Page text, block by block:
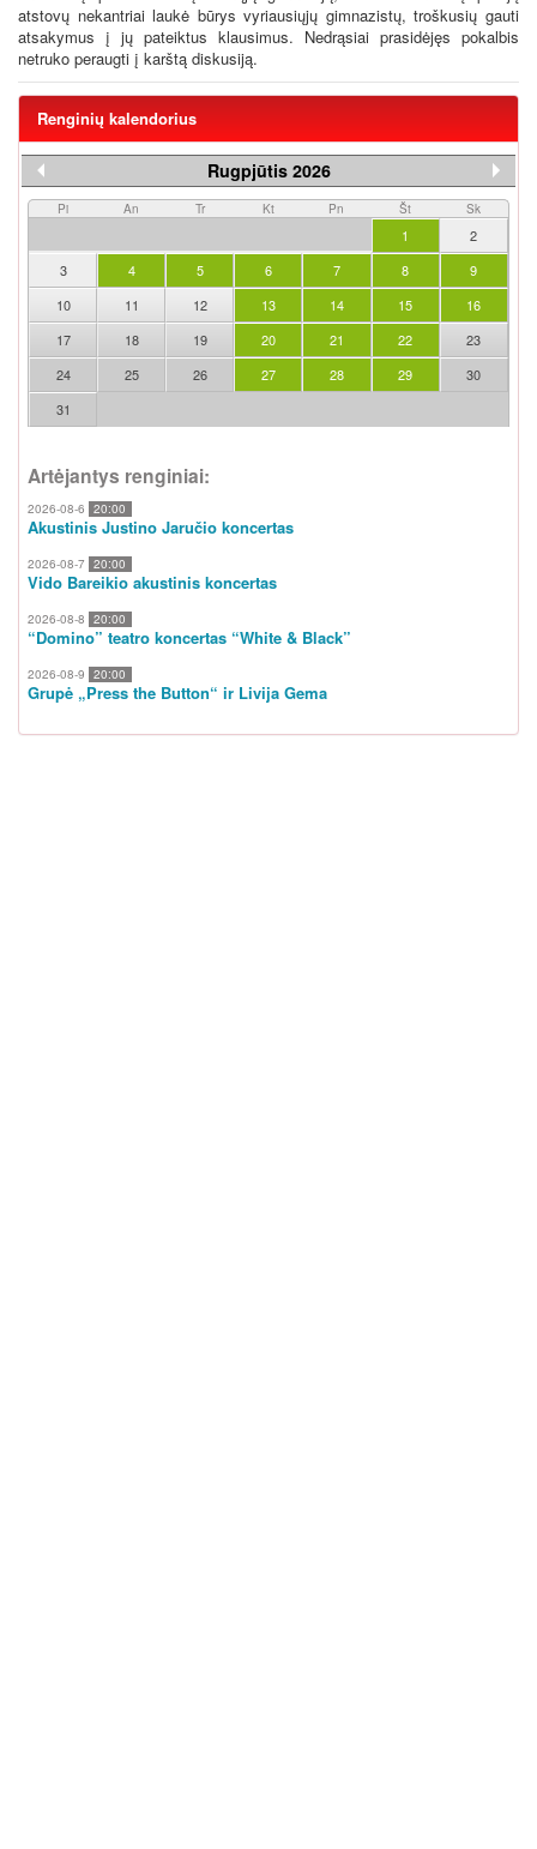
atstovų nekantriai laukė būrys vyriausiųjų gimnazistų, troškusių gauti
atsakymus į jų pateiktus klausimus. Nedrąsiai prasidėjęs pokalbis
netruko peraugti į karštą diskusiją.
Renginių kalendorius
Rugpjūtis 2026
Pi An Tr Kt Pn Št Sk
1
2
3
4 5 6 7 8
9
10
11 12 13 14 15
16
17
18 19 20 21 22
23
24
25 26 27 28 29
30
31
Artėjantys renginiai:
2026-08-6 20:00
Akustinis Justino Jaručio koncertas
2026-08-7 20:00
Vido Bareikio akustinis koncertas
2026-08-8 20:00
“Domino” teatro koncertas “White & Black”
2026-08-9 20:00
Grupė „Press the Button“ ir Livija Gema